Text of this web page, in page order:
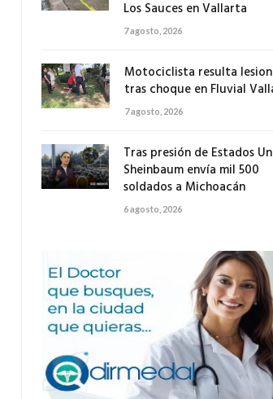
Los Sauces en Vallarta
7 agosto, 2026
Motociclista resulta
tras choque en Fluvial
7 agosto, 2026
Tras presión de Estados
Sheinbaum envía mil 500
soldados a Michoacán
6 agosto, 2026